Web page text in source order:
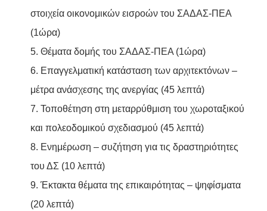
στοιχεία οικονομικών εισροών του ΣΑΔΑΣ-ΠΕΑ
(1ώρα)
5. Θέματα δομής του ΣΑΔΑΣ-ΠΕΑ (1ώρα)
6. Επαγγελματική κατάσταση των αρχιτεκτόνων –
μέτρα ανάσχεσης της ανεργίας (45 λεπτά)
7. Τοποθέτηση στη μεταρρύθμιση του χωροταξικού
και πολεοδομικού σχεδιασμού (45 λεπτά)
8. Ενημέρωση – συζήτηση για τις δραστηριότητες
του ΔΣ (10 λεπτά)
9. Έκτακτα θέματα της επικαιρότητας – ψηφίσματα
(20 λεπτά)